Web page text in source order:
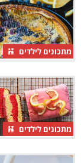
מתכונים לילדים
מתכונים לילדים